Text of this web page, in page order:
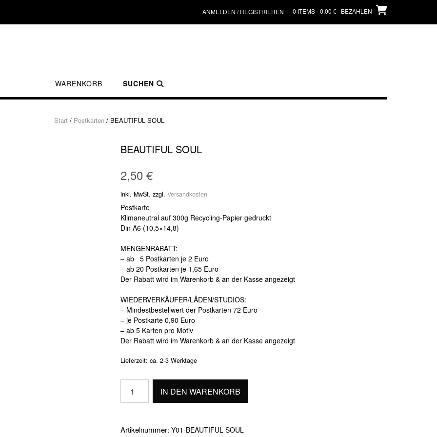
ANMELDEN / REGISTRIEREN 0 ITEMS - 0,00 € BEZAHLEN
WARENKORB SUCHEN
Start / Postkarten / BEAUTIFUL SOUL
BEAUTIFUL SOUL
2,50 €
inkl. MwSt. zzgl. Versandkosten
Postkarte
Klimaneutral auf 300g Recycling-Papier gedruckt
Din A6 (10,5×14,8)
MENGENRABATT:
– ab 5 Postkarten je 2 Euro
– ab 20 Postkarten je 1,65 Euro
Der Rabatt wird im Warenkorb & an der Kasse angezeigt
WIEDERVERKÄUFER/LÄDEN/STUDIOS:
– Mindestbestellwert der Postkarten 72 Euro
– je Postkarte 0,90 Euro
– ab 5 Karten pro Motiv
Der Rabatt wird im Warenkorb & an der Kasse angezeigt
Lieferzeit: ca. 2-3 Werktage
SOUL
Menge
IN DEN WARENKORB
Artikelnummer: Y01-BEAUTIFUL SOUL